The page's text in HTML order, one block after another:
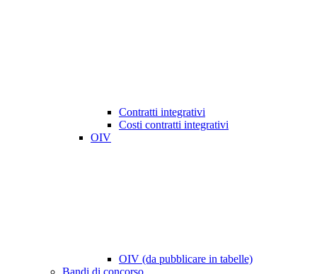
Contratti integrativi
Costi contratti integrativi
OIV
OIV (da pubblicare in tabelle)